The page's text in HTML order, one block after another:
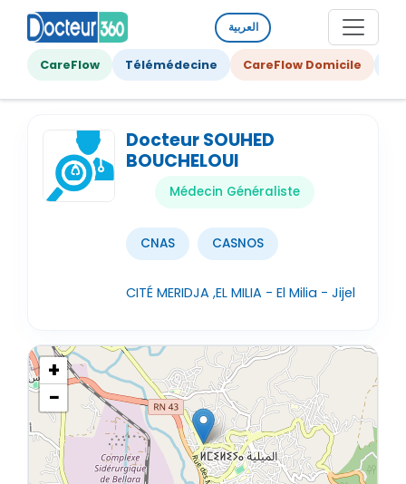
العربية
CareFlow Télémédecine CareFlow Domicile
Docteur SOUHED
BOUCHELOUI
Médecin Généraliste
CNAS CASNOS
CITÉ MERIDJA ,EL MILIA - El Milia - Jijel
+
−